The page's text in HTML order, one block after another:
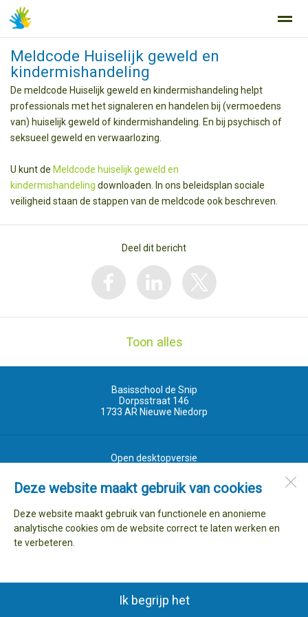
Home Zoeken Nieuws Agenda
Deze website maakt gebruik van cookies
Deze website maakt gebruik van functionele en anonieme
analytische cookies om de website correct te laten werken en
te verbeteren.
Ik begrijp het
Meldcode Huiselijk geweld en
kindermishandeling
De meldcode Huiselijk geweld en kindermishandeling helpt
professionals met het signaleren en handelen bij (vermoedens
van) huiselijk geweld of kindermishandeling. En bij psychisch of
seksueel geweld en verwaarlozing.
U kunt de Meldcode huiselijk geweld en
kindermishandeling downloaden. In ons beleidsplan sociale
veiligheid staan de stappen van de meldcode ook beschreven.
Deel dit bericht
Toon alles
Basisschool de Snip
Dorpsstraat 146
1733 AR Nieuwe Niedorp
Open desktopversie
Ziber DS4